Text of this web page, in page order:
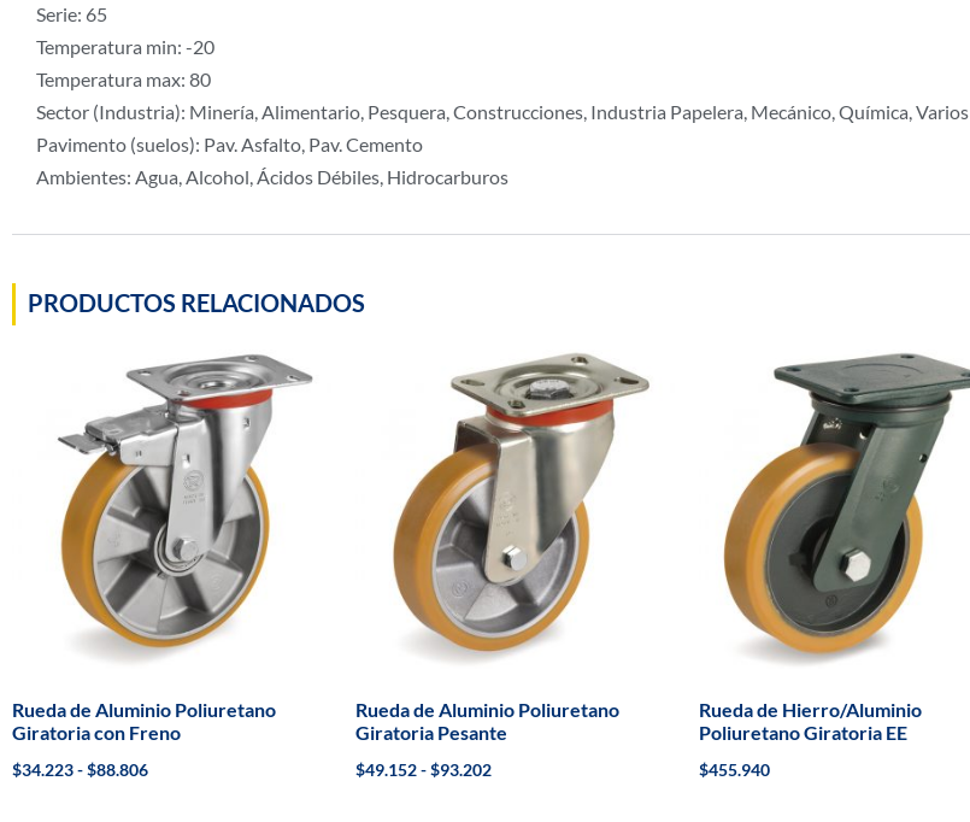
Serie: 65
Temperatura min: -20
Temperatura max: 80
Sector (Industria): Minería, Alimentario, Pesquera, Construcciones, Industria Papelera, Mecánico, Química, Varios
Pavimento (suelos): Pav. Asfalto, Pav. Cemento
Ambientes: Agua, Alcohol, Ácidos Débiles, Hidrocarburos
PRODUCTOS RELACIONADOS
Rueda de Aluminio Poliuretano
Giratoria con Freno
$34.223-$88.806
Rueda de Aluminio Poliuretano
Giratoria Pesante
$49.152-$93.202
Rueda de Hierro/Aluminio
Poliuretano Giratoria EE
$455.940